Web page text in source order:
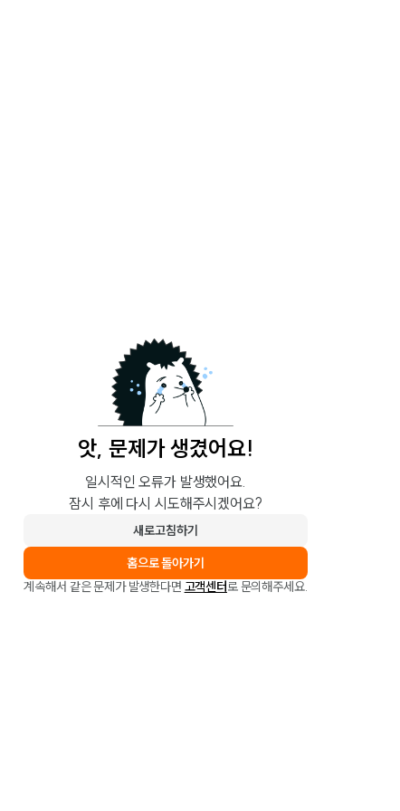
앗, 문제가 생겼어요!
일시적인 오류가 발생했어요.
잠시 후에 다시 시도해주시겠어요?
새로고침하기
홈으로 돌아가기
계속해서 같은 문제가 발생한다면 고객센터로 문의해주세요.